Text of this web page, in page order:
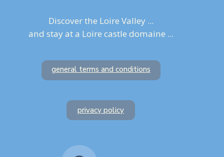
Discover the Loire Valley ...
and stay at a Loire castle domaine ...
general terms and conditions
privacy policy